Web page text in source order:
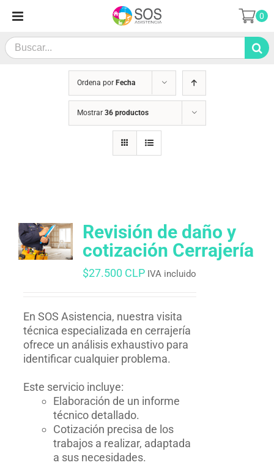
contenido
Search
for:
0
Ordena por Fecha
Mostrar 36 productos
Revisión de daño y
cotización Cerrajería
$27.500 CLP IVA incluido
En SOS Asistencia, nuestra visita
técnica especializada en cerrajería
ofrece un análisis exhaustivo para
identificar cualquier problema.
Este servicio incluye:
Elaboración de un informe
técnico detallado.
Cotización precisa de los
trabajos a realizar, adaptada
a sus necesidades.